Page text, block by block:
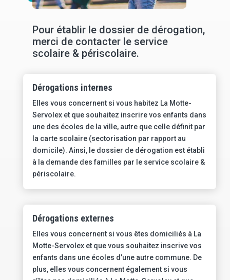
Pour établir le dossier de dérogation,
merci de contacter le service
scolaire & périscolaire.
Dérogations internes
Elles vous concernent si vous habitez La Motte-
Servolex et que souhaitez inscrire vos enfants dans
une des écoles de la ville, autre que celle définit par
la carte scolaire (sectorisation par rapport au
domicile). Ainsi, le dossier de dérogation est établi
à la demande des familles par le service scolaire &
périscolaire.
Dérogations externes
Elles vous concernent si vous êtes domiciliés à La
Motte-Servolex et que vous souhaitez inscrive vos
enfants dans une écoles d’une autre commune. De
plus, elles vous concernent également si vous